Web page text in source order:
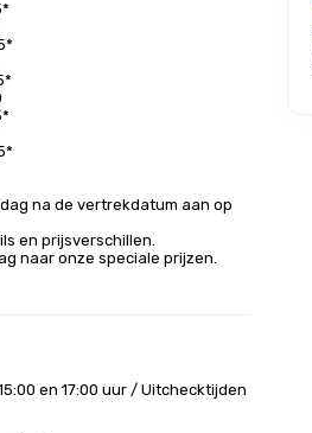
na de vertrekdatum aan op
en prijsverschillen.
naar onze speciale prijzen.
en 17:00 uur / Uitchecktijden